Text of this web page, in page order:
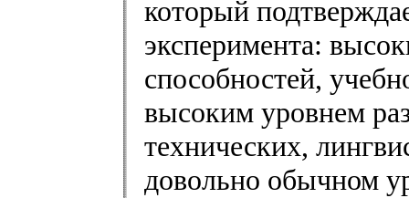
который
эксперимента:
способностей,
высоким уровнем
технических,
довольно обычном